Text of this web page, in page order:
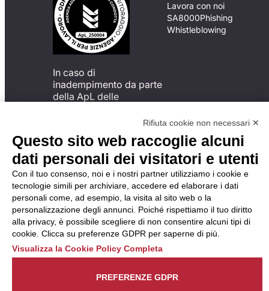
In caso di
inadempimento da parte
della ApL delle
del Codice di Condotta, è
possibile presentare un
reclamo
all’Organismo di
Monitoraggio utilizzando
una delle modalità
descritte al seguente
indirizzo web
https://odm-
agenzielavoro.it/reclami/ .
Lavora con noi
SA8000Phishing
Whistleblowing
Rifiuta cookie non necessari ✕
Questo sito web raccoglie alcuni
dati personali dei visitatori e utenti
Con il tuo consenso, noi e i nostri partner utilizziamo i cookie e
tecnologie simili per archiviare, accedere ed elaborare i dati
personali come, ad esempio, la visita al sito web o la
personalizzazione degli annunci. Poiché rispettiamo il tuo diritto
alla privacy, è possibile scegliere di non consentire alcuni tipi di
cookie. Clicca su preferenze GDPR per saperne di più.
Visualizza la Cookie Policy Completa
PREFERENZE GDPR